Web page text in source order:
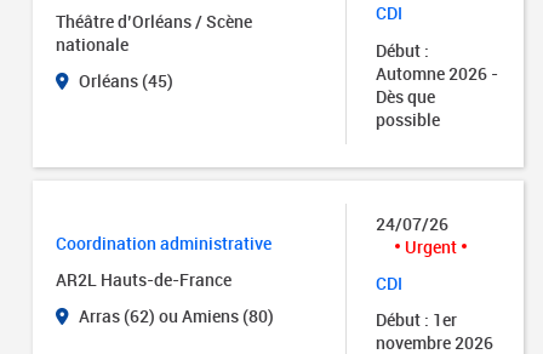
Théâtre d’Orléans / Scène
nationale
Orléans (45)
CDI
Début :
Automne 2026 -
Dès que
possible
Coordination administrative
AR2L Hauts-de-France
Arras (62) ou Amiens (80)
24/07/26
Urgent
CDI
Début : 1er
novembre 2026